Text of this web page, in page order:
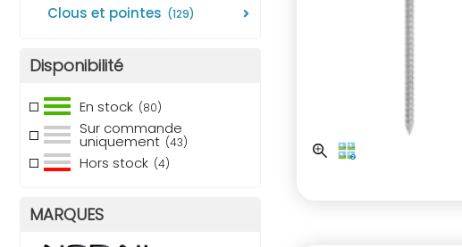
clous et pointes (129)
Disponibilité
En stock (80)
Sur commande
uniquement (43)
Hors stock (4)
MARQUES